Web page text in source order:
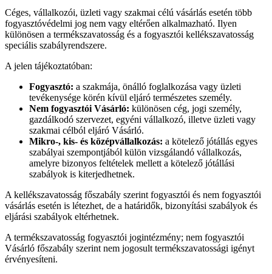
Céges, vállalkozói, üzleti vagy szakmai célú vásárlás esetén több
fogyasztóvédelmi jog nem vagy eltérően alkalmazható. Ilyen
különösen a termékszavatosság és a fogyasztói kellékszavatosság
speciális szabályrendszere.
A jelen tájékoztatóban:
Fogyasztó: a szakmája, önálló foglalkozása vagy üzleti
tevékenysége körén kívül eljáró természetes személy.
Nem fogyasztói Vásárló: különösen cég, jogi személy,
gazdálkodó szervezet, egyéni vállalkozó, illetve üzleti vagy
szakmai célból eljáró Vásárló.
Mikro-, kis- és középvállalkozás: a kötelező jótállás egyes
szabályai szempontjából külön vizsgálandó vállalkozás,
amelyre bizonyos feltételek mellett a kötelező jótállási
szabályok is kiterjedhetnek.
A kellékszavatosság főszabály szerint fogyasztói és nem fogyasztói
vásárlás esetén is létezhet, de a határidők, bizonyítási szabályok és
eljárási szabályok eltérhetnek.
A termékszavatosság fogyasztói jogintézmény; nem fogyasztói
Vásárló főszabály szerint nem jogosult termékszavatossági igényt
érvényesíteni.